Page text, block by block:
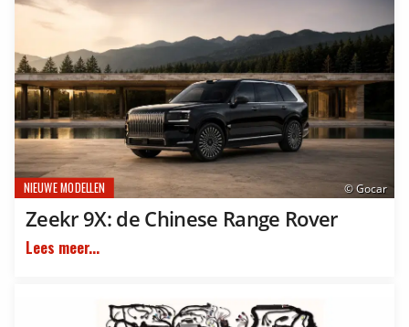
© Gocar
NIEUWE MODELLEN
Zeekr 9X: de Chinese Range Rover
Lees meer...